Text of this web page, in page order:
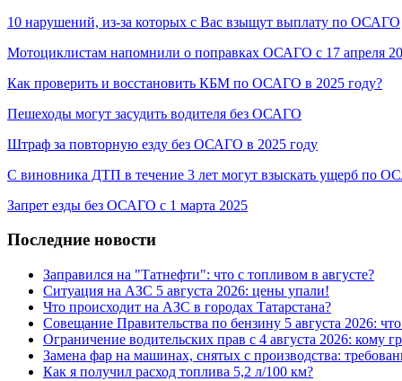
10 нарушений, из-за которых с Вас взыщут выплату по ОСАГО
Мотоциклистам напомнили о поправках ОСАГО с 17 апреля
Как проверить и восстановить КБМ по ОСАГО в 2025 году?
Пешеходы могут засудить водителя без ОСАГО
Штраф за повторную езду без ОСАГО в 2025 году
С виновника ДТП в течение 3 лет могут взыскать ущерб по
Запрет езды без ОСАГО с 1 марта 2025
Последние новости
Заправился на "Татнефти": что с топливом в августе?
Ситуация на АЗС 5 августа 2026: цены упали!
Что происходит на АЗС в городах Татарстана?
Совещание Правительства по бензину 5 августа 2026:
Ограничение водительских прав с 4 августа 2026: кому
Замена фар на машинах, снятых с производства:
Как я получил расход топлива 5,2 л/100 км?